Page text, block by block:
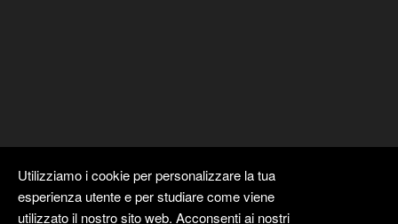
Utilizziamo i cookie per personalizzare la tua
esperienza utente e per studiare come viene
utilizzato il nostro sito web. Acconsenti ai nostri